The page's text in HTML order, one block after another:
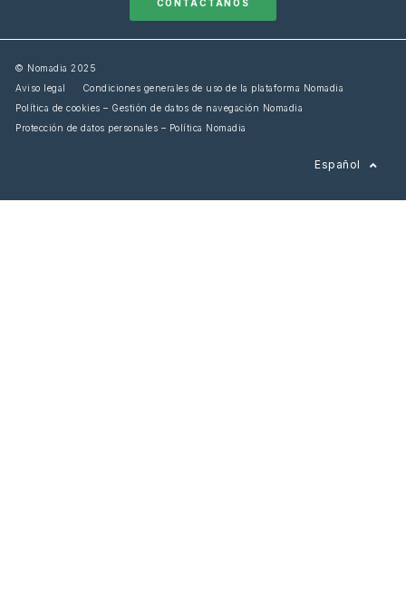
CONTÁCTANOS
© Nomadia 2025
Aviso legal
Condiciones generales de uso de la plataforma Nomadia
Política de cookies – Gestión de datos de navegación Nomadia
Protección de datos personales – Política Nomadia
Español
Français
Italiano